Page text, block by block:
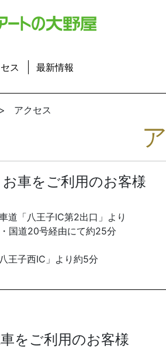
ス 最新情報
> アクセス
お車をご利用のお客様
道「八王子IC第2出口」より
国道20号経由にて約25分
王子西IC」より約5分
をご利用のお客様